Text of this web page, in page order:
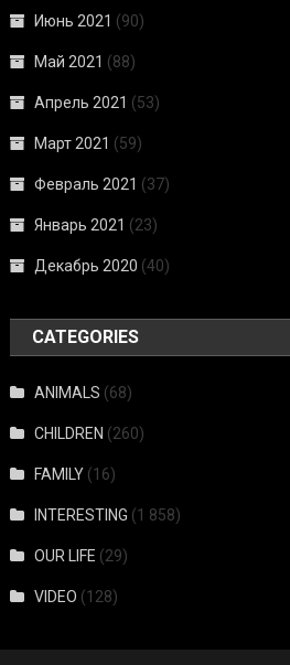
Июнь 2021 (90)
Май 2021 (88)
Апрель 2021 (53)
Март 2021 (59)
Февраль 2021 (37)
Январь 2021 (23)
Декабрь 2020 (40)
CATEGORIES
ANIMALS (68)
CHILDREN (260)
FAMILY (16)
INTERESTING (1 858)
OUR LIFE (29)
VIDEO (128)